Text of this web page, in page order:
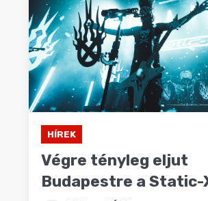
HÍREK
Végre tényleg eljut
Budapestre a Static-